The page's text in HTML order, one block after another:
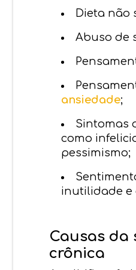
Dieta não
Abuso de
ansiedade;
Sintomas
como
pessimismo;
inutilidade e
Causas da
crônica